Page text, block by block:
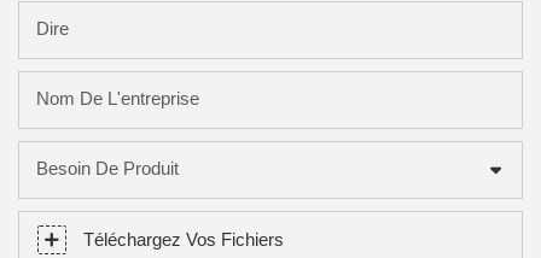
Dire
Nom De L'entreprise
Besoin De Produit
Téléchargez Vos Fichiers